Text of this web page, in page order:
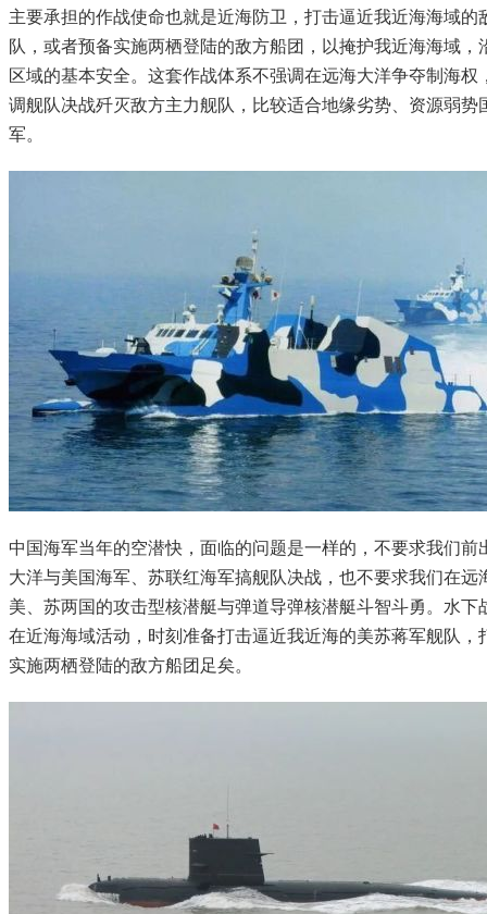
主要承担的作战使命也就是近海防卫，打击逼近我近海海域的
队，或者预备实施两栖登陆的敌方船团，以掩护我近海海域，
区域的基本安全。这套作战体系不强调在远海大洋争夺制海权
调舰队决战歼灭敌方主力舰队，比较适合地缘劣势、资源弱势
军。
中国海军当年的空潜快，面临的问题是一样的，不要求我们前
大洋与美国海军、苏联红海军搞舰队决战，也不要求我们在远
美、苏两国的攻击型核潜艇与弹道导弹核潜艇斗智斗勇。水下
在近海海域活动，时刻准备打击逼近我近海的美苏蒋军舰队，
实施两栖登陆的敌方船团足矣。